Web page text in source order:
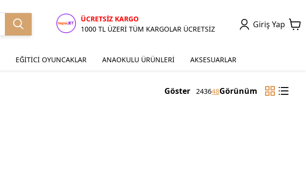
ÜCRETSİZ KARGO
1000 TL ÜZERİ TÜM KARGOLAR ÜCRETSİZ
Giriş Yap
EĞİTİCİ OYUNCAKLAR ANAOKULU ÜRÜNLERİ AKSESUARLAR
Göster 243648Görünüm